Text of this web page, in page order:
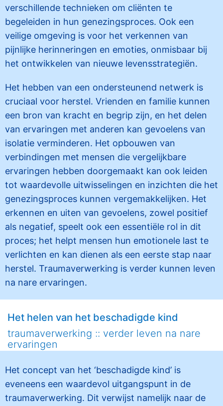
verschillende technieken om cliënten te
begeleiden in hun genezingsproces. Ook een
veilige omgeving is voor het verkennen van
pijnlijke herinneringen en emoties, onmisbaar bij
het ontwikkelen van nieuwe levensstrategiën.
Het hebben van een ondersteunend netwerk is
cruciaal voor herstel. Vrienden en familie kunnen
een bron van kracht en begrip zijn, en het delen
van ervaringen met anderen kan gevoelens van
isolatie verminderen. Het opbouwen van
verbindingen met mensen die vergelijkbare
ervaringen hebben doorgemaakt kan ook leiden
tot waardevolle uitwisselingen en inzichten die het
genezingsproces kunnen vergemakkelijken. Het
erkennen en uiten van gevoelens, zowel positief
als negatief, speelt ook een essentiële rol in dit
proces; het helpt mensen hun emotionele last te
verlichten en kan dienen als een eerste stap naar
herstel. Traumaverwerking is verder kunnen leven
na nare ervaringen.
Het helen van het beschadigde kind
traumaverwerking :: verder leven na nare
ervaringen
Het concept van het ‘beschadigde kind’ is
eveneens een waardevol uitgangspunt in de
traumaverwerking. Dit verwijst namelijk naar de